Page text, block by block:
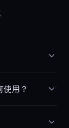
用？